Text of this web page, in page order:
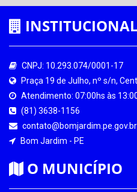
INSTITUCIONAL
CNPJ: 10.293.074/0001-17
Praça 19 de Julho, nº s/n,
Atendimento: 07:00hs às
(81) 3638-1156
contato@bomjardim.pe.gov.br
Bom Jardim - PE
O MUNICÍPIO